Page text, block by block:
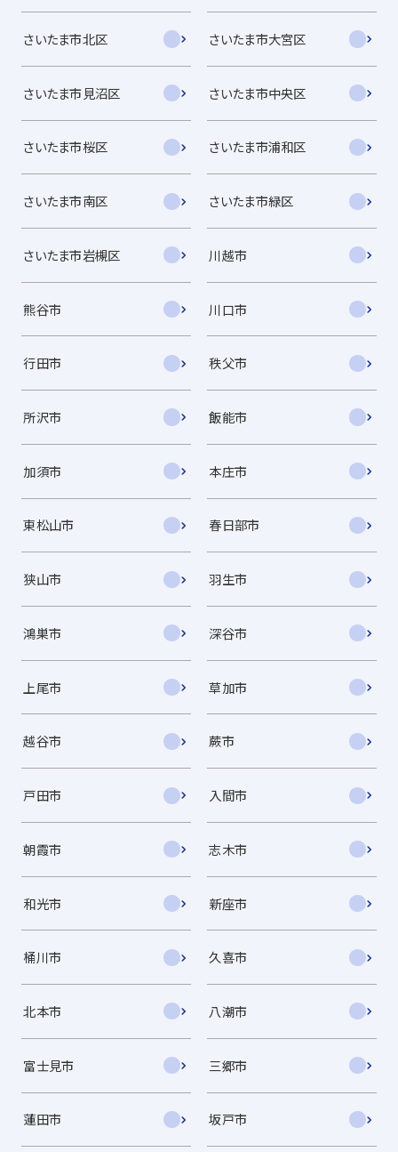
さいたま市北区 さいたま市大宮区
さいたま市見沼区 さいたま市中央区
さいたま市桜区 さいたま市浦和区
さいたま市南区 さいたま市緑区
さいたま市岩槻区 川越市
熊谷市 川口市
行田市 秩父市
所沢市 飯能市
加須市 本庄市
東松山市 春日部市
狭山市 羽生市
鴻巣市 深谷市
上尾市 草加市
越谷市 蕨市
戸田市 入間市
朝霞市 志木市
和光市 新座市
桶川市 久喜市
北本市 八潮市
富士見市 三郷市
蓮田市 坂戸市